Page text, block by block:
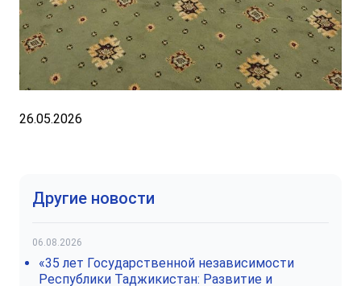
26.05.2026
Другие новости
06.08.2026
«35 лет Государственной независимости
Республики Таджикистан: Развитие и